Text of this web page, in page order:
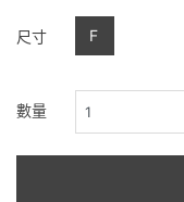
尺寸 F
數量